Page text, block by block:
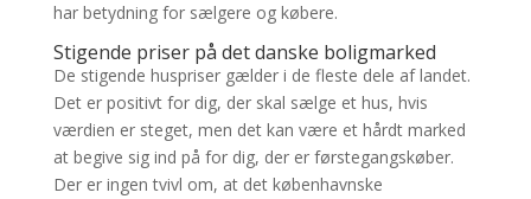
har betydning for sælgere og købere.
Stigende priser på det danske boligmarked
De stigende huspriser gælder i de fleste dele af landet.
Det er positivt for dig, der skal sælge et hus, hvis
værdien er steget, men det kan være et hårdt marked
at begive sig ind på for dig, der er førstegangskøber.
Der er ingen tvivl om, at det københavnske